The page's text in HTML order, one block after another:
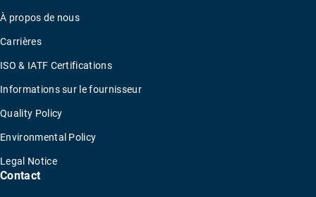
À propos de nous
Carrières
ISO & IATF Certifications
Informations sur le fournisseur
Quality Policy
Environmental Policy
Legal Notice
Contact